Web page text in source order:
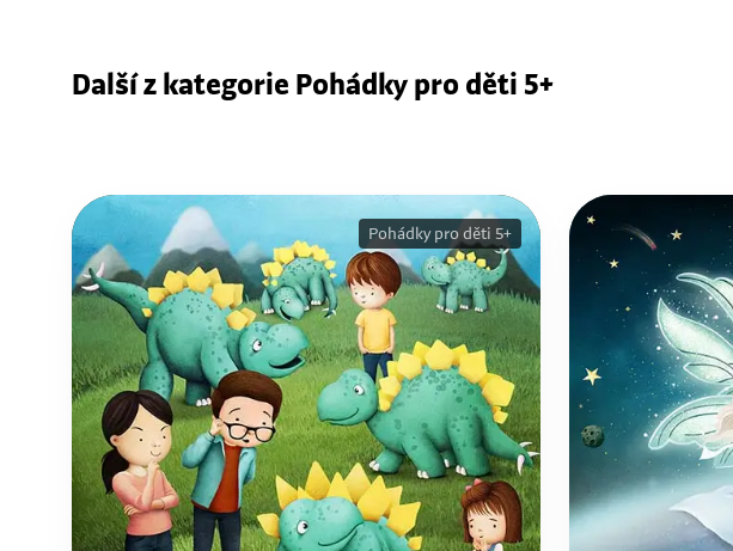
Další z kategorie Pohádky pro děti 5+
Pohádky pro děti 5+